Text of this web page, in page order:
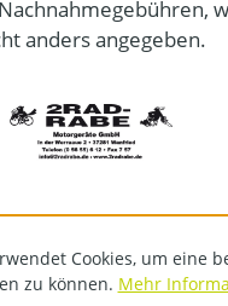
anders angegeben.
Cookies, um eine
zu können. Mehr